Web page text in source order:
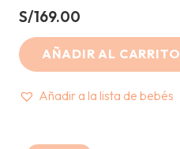
S/169.00
AÑADIR AL CARRITO
Añadir a la lista de bebés